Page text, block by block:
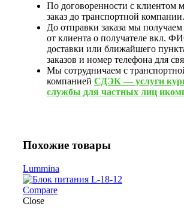
По договоренности с клиентом
заказ до транспортной компании.
До отправки заказа мы
от клиента о получателе вкл.
доставки или ближайшего
заказов и номер телефона для
Мы сотрудничаем с
компанией СДЭК — услуги
службы для частных лиц
Похожие товары
Lummina
Compare
Close